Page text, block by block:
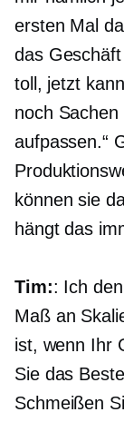
ersten Mal
das
toll, jetzt
noch
aufpassen.“
können sie
hängt das
Tim:: Ich
Maß an
ist, wenn Ihr
Sie das
Schmeißen